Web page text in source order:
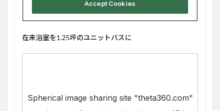
在来浴室を1.25坪のユニットバスに